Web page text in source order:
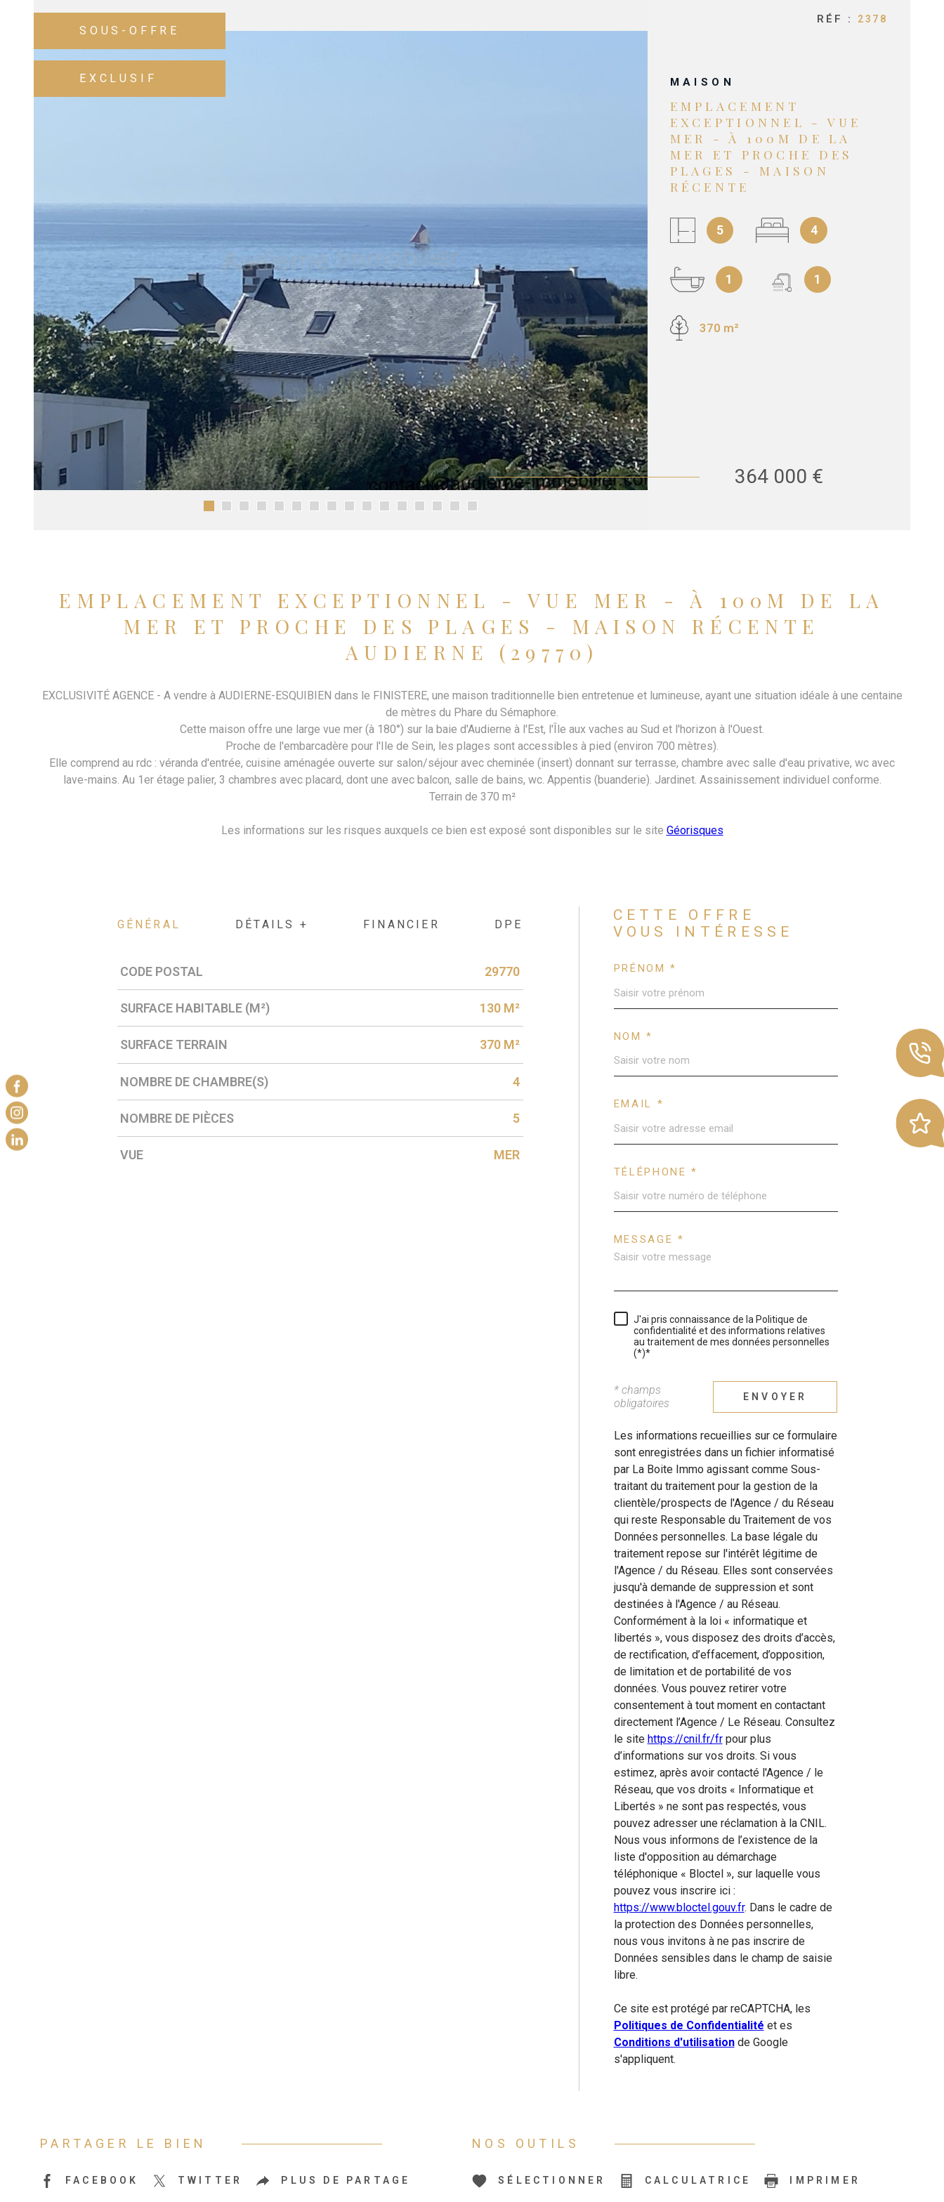
SOUS-OFFRE
EXCLUSIF
RÉF : 2378
MAISON
EMPLACEMENT
EXCEPTIONNEL - VUE
MER - À 100M DE LA
MER ET PROCHE DES
PLAGES - MAISON
RÉCENTE
5 4
1 1
370 m²
364 000 €
EMPLACEMENT EXCEPTIONNEL - VUE MER - À 100M DE LA
MER ET PROCHE DES PLAGES - MAISON RÉCENTE
AUDIERNE (29770)
EXCLUSIVITÉ AGENCE - A vendre à AUDIERNE-ESQUIBIEN dans le FINISTERE, une maison traditionnelle bien entretenue et lumineuse, ayant une situation idéale à une centaine
de mètres du Phare du Sémaphore.
Cette maison offre une large vue mer (à 180°) sur la baie d'Audierne à l'Est, l'Île aux vaches au Sud et l'horizon à l'Ouest.
Proche de l'embarcadère pour l'Ile de Sein, les plages sont accessibles à pied (environ 700 mètres).
Elle comprend au rdc : véranda d'entrée, cuisine aménagée ouverte sur salon/séjour avec cheminée (insert) donnant sur terrasse, chambre avec salle d'eau privative, wc avec
lave-mains. Au 1er étage palier, 3 chambres avec placard, dont une avec balcon, salle de bains, wc. Appentis (buanderie). Jardinet. Assainissement individuel conforme.
Terrain de 370 m²
Les informations sur les risques auxquels ce bien est exposé sont disponibles sur le site Géorisques
GÉNÉRAL DÉTAILS + FINANCIER DPE
Caractérisque Valeurs
CODE POSTAL 29770
SURFACE HABITABLE (M²) 130 M²
SURFACE TERRAIN 370 M²
NOMBRE DE CHAMBRE(S) 4
NOMBRE DE PIÈCES 5
VUE MER
CETTE OFFRE
VOUS INTÉRESSE
PRÉNOM *
NOM *
EMAIL *
TÉLÉPHONE *
MESSAGE *
J'ai pris connaissance de la Politique de
confidentialité et des informations relatives
au traitement de mes données personnelles
(*)*
* champs
obligatoires
ENVOYER
Les informations recueillies sur ce formulaire
sont enregistrées dans un fichier informatisé
par La Boite Immo agissant comme Sous-
traitant du traitement pour la gestion de la
clientèle/prospects de l'Agence / du Réseau
qui reste Responsable du Traitement de vos
Données personnelles. La base légale du
traitement repose sur l'intérêt légitime de
l'Agence / du Réseau. Elles sont conservées
jusqu'à demande de suppression et sont
destinées à l'Agence / au Réseau.
Conformément à la loi « informatique et
libertés », vous disposez des droits d’accès,
de rectification, d’effacement, d’opposition,
de limitation et de portabilité de vos
données. Vous pouvez retirer votre
consentement à tout moment en contactant
directement l’Agence / Le Réseau. Consultez
le site https://cnil.fr/frpour plus
d’informations sur vos droits. Si vous
estimez, après avoir contacté l'Agence / le
Réseau, que vos droits « Informatique et
Libertés » ne sont pas respectés, vous
pouvez adresser une réclamation à la CNIL.
Nous vous informons de l’existence de la
liste d'opposition au démarchage
téléphonique « Bloctel », sur laquelle vous
pouvez vous inscrire ici :
https://www.bloctel.gouv.fr. Dans le cadre de
la protection des Données personnelles,
nous vous invitons à ne pas inscrire de
Données sensibles dans le champ de saisie
libre.
Ce site est protégé par reCAPTCHA, les
Politiques de Confidentialité et es
Conditions d'utilisationde Google
s'appliquent.
PARTAGER LE BIEN
FACEBOOK TWITTER PLUS DE PARTAGE
NOS OUTILS
SÉLECTIONNER CALCULATRICE IMPRIMER